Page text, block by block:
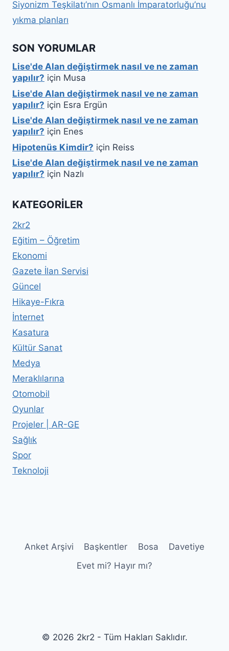
Siyonizm Teşkilatı’nın Osmanlı İmparatorluğu’nu
yıkma planları
SON YORUMLAR
Lise'de Alan değiştirmek nasıl ve ne zaman
yapılır? için Musa
Lise'de Alan değiştirmek nasıl ve ne zaman
yapılır? için Esra Ergün
Lise'de Alan değiştirmek nasıl ve ne zaman
yapılır? için Enes
Hipotenüs Kimdir? için Reiss
Lise'de Alan değiştirmek nasıl ve ne zaman
yapılır? için Nazlı
KATEGORILER
2kr2
Eğitim – Öğretim
Ekonomi
Gazete İlan Servisi
Güncel
Hikaye-Fıkra
İnternet
Kasatura
Kültür Sanat
Medya
Meraklılarına
Otomobil
Oyunlar
Projeler | AR-GE
Sağlık
Spor
Teknoloji
Anket Arşivi Başkentler Bosa
Davetiye
Evet mi? Hayır mı?
© 2026 2kr2 - Tüm Hakları Saklıdır.